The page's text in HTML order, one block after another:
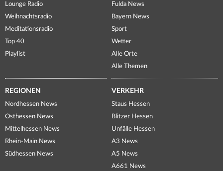
Lounge Radio
Weihnachtsradio
Meditationsradio
Top 40
Playlist
Fulda News
Bayern News
Sport
Wetter
Alle Orte
Alle Themen
REGIONEN
Nordhessen News
Osthessen News
Mittelhessen News
Rhein-Main News
Südhessen News
VERKEHR
Staus Hessen
Blitzer Hessen
Unfälle Hessen
A3 News
A5 News
A661 News